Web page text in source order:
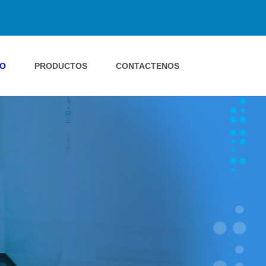
PRODUCTOS CONTACTENOS